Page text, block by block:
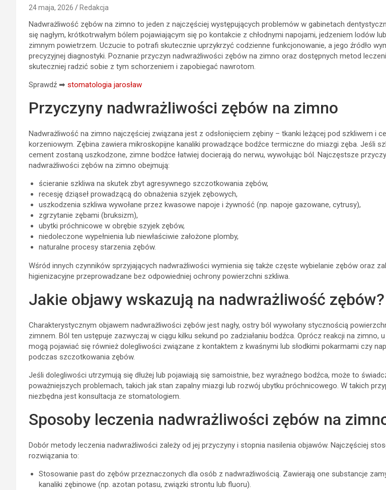
24 maja, 2026 Redakcja
Nadwrażliwość zębów na zimno to jeden z najczęściej występujących problemów w gabinetach
się nagłym, krótkotrwałym bólem pojawiającym się po kontakcie z chłodnymi napojami, jedzeniem lodów
zimnym powietrzem. Uczucie to potrafi skutecznie uprzykrzyć codzienne funkcjonowanie, a jego źródło
precyzyjnej diagnostyki. Poznanie przyczyn nadwrażliwości zębów na zimno oraz dostępnych metod
skuteczniej radzić sobie z tym schorzeniem i zapobiegać nawrotom.
Sprawdź ➡ stomatologia jarosław
Przyczyny nadwrażliwości zębów na zimno
Nadwrażliwość na zimno najczęściej związana jest z odsłonięciem zębiny – tkanki leżącej pod szkliwem i
korzeniowym. Zębina zawiera mikroskopijne kanaliki prowadzące bodźce termiczne do miazgi zęba. Jeśli
cement zostaną uszkodzone, zimne bodźce łatwiej docierają do nerwu, wywołując ból. Najczęstsze
nadwrażliwości zębów na zimno obejmują:
ścieranie szkliwa na skutek zbyt agresywnego szczotkowania zębów,
recesję dziąseł prowadzącą do obnażenia szyjek zębowych,
uszkodzenia szkliwa wywołane przez kwasowe napoje i żywność (np. napoje gazowane, cytrusy),
zgrzytanie zębami (bruksizm),
ubytki próchnicowe w obrębie szyjek zębów,
niedoleczone wypełnienia lub niewłaściwie założone plomby,
naturalne procesy starzenia zębów.
Wśród innych czynników sprzyjających nadwrażliwości wymienia się także częste wybielanie zębów oraz
higienizacyjne przeprowadzane bez odpowiedniej ochrony powierzchni szkliwa.
Jakie objawy wskazują na nadwrażliwość zębów?
Charakterystycznym objawem nadwrażliwości zębów jest nagły, ostry ból wywołany stycznością
zimnem. Ból ten ustępuje zazwyczaj w ciągu kilku sekund po zadziałaniu bodźca. Oprócz reakcji na zimno,
mogą pojawiać się również dolegliwości związane z kontaktem z kwaśnymi lub słodkimi pokarmami czy
podczas szczotkowania zębów.
Jeśli dolegliwości utrzymują się dłużej lub pojawiają się samoistnie, bez wyraźnego bodźca, może to
poważniejszych problemach, takich jak stan zapalny miazgi lub rozwój ubytku próchnicowego. W takich
niezbędna jest konsultacja ze stomatologiem.
Sposoby leczenia nadwrażliwości zębów na
Dobór metody leczenia nadwrażliwości zależy od jej przyczyny i stopnia nasilenia objawów. Najczęściej
rozwiązania to:
Stosowanie past do zębów przeznaczonych dla osób z nadwrażliwością. Zawierają one substancje
kanaliki zębinowe (np. azotan potasu, związki strontu lub fluoru).